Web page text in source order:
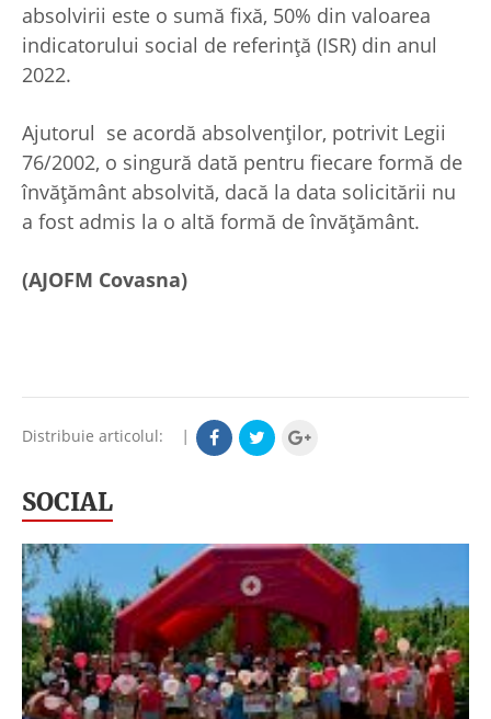
absolvirii este o sumă fixă, 50% din valoarea
indicatorului social de referință (ISR) din anul
2022.
Ajutorul se acordă absolvenților, potrivit Legii
76/2002, o singură dată pentru fiecare formă de
învățământ absolvită, dacă la data solicitării nu
a fost admis la o altă formă de învățământ.
(AJOFM Covasna)
Distribuie articolul: |
SOCIAL